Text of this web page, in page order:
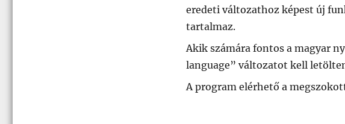
eredeti változathoz képest új
tartalmaz.
Akik számára fontos a magyar
language” változatot kell
A program elérhető a